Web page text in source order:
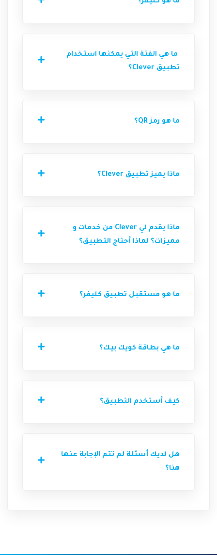
ما هي الفئة التي يمكنها استخدام
تطبيق Clever؟
ما هو رمز QR؟
ماذا يميز تطبيق Clever؟
ماذا يقدم لي Clever من خدمات و
مميزات؟ لماذا أحتاج التطبيق؟
ما هو مستقبل تطبيق كليفر؟
ما هي بطاقة كويك بيك؟
كيف أستخدم التطبيق؟
هل لديك أسئلة لم تتم الإجابة عنها
هنا؟